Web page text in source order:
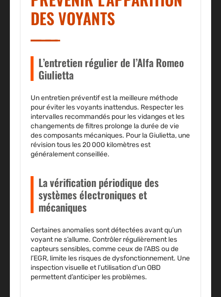
DES VOYANTS
L’entretien régulier de l’Alfa Romeo
Giulietta
Un entretien préventif est la meilleure méthode
pour éviter les voyants inattendus. Respecter les
intervalles recommandés pour les vidanges et les
changements de filtres prolonge la durée de vie
des composants mécaniques. Pour la Giulietta, une
révision tous les 20 000 kilomètres est
généralement conseillée.
La vérification périodique des
systèmes électroniques et
mécaniques
Certaines anomalies sont détectées avant qu’un
voyant ne s’allume. Contrôler régulièrement les
capteurs sensibles, comme ceux de l’ABS ou de
l’EGR, limite les risques de dysfonctionnement. Une
inspection visuelle et l’utilisation d’un OBD
permettent d’anticiper les problèmes.